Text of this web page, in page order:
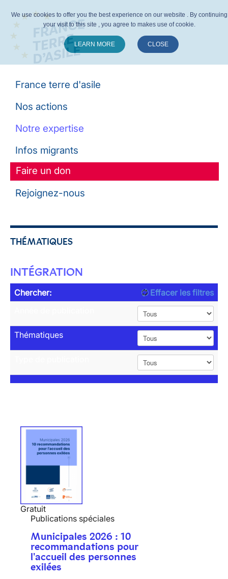
France terre d'asile
Nos actions
Notre expertise
Infos migrants
Faire un don
Rejoignez-nous
THÉMATIQUES
INTÉGRATION
Chercher:
Effacer les filtres
Thématiques
Gratuit
Publications spéciales
Municipales 2026 : 10
recommandations pour
l'accueil des personnes
exilées
We use cookies to offer you the best experience on our website . By continuing
your visit to this site , you agree to makes use of cookie.
LEARN MORE CLOSE